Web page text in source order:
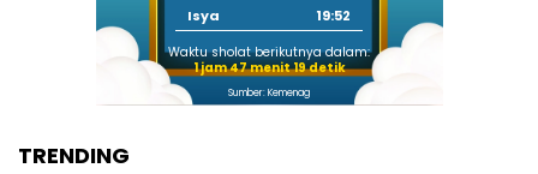
Isya
19:52
Waktu sholat berikutnya dalam:
1 jam 47 menit 18 detik
Sumber: Kemenag
TRENDING